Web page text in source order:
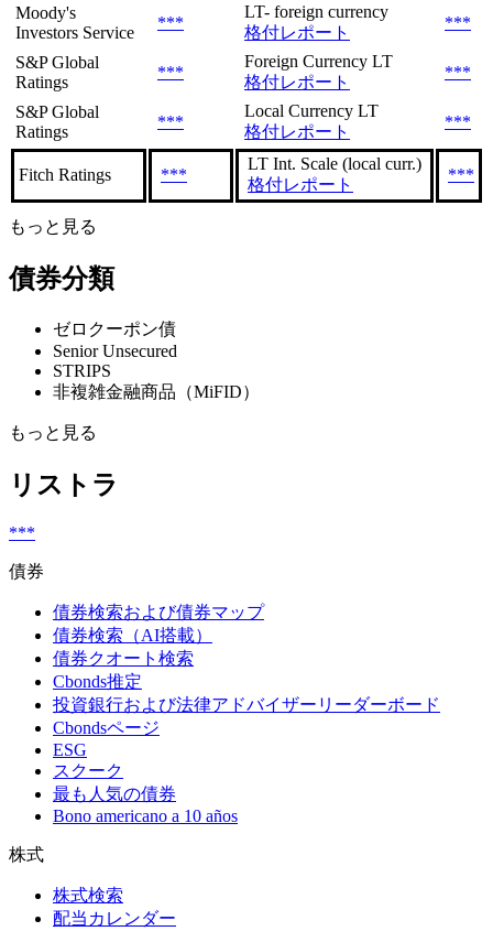
Moody's
Investors Service
***
LT- foreign currency
格付レポート
***
S&P Global
Ratings
***
Foreign Currency LT
格付レポート
***
S&P Global
Ratings
***
Local Currency LT
格付レポート
***
Fitch Ratings ***
LT Int. Scale (local curr.)
格付レポート
***
もっと見る
債券分類
ゼロクーポン債
Senior Unsecured
STRIPS
非複雑金融商品（MiFID）
もっと見る
リストラ
***
債券
債券検索および債券マップ
債券検索（AI搭載）
債券クオート検索
Cbonds推定
投資銀行および法律アドバイザーリーダーボード
Cbondsページ
ESG
スクーク
最も人気の債券
Bono americano a 10 años
株式
株式検索
配当カレンダー